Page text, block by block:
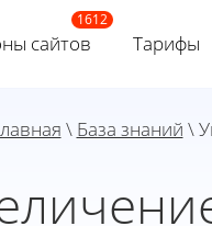
сайтов Тарифы
\ База знаний \